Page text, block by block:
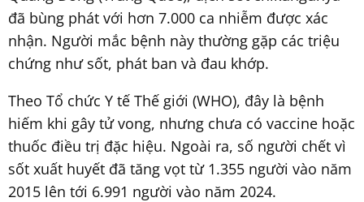
đã bùng phát với hơn 7.000 ca nhiễm được xác
nhận. Người mắc bệnh này thường gặp các triệu
chứng như sốt, phát ban và đau khớp.
Theo Tổ chức Y tế Thế giới (WHO), đây là bệnh
hiếm khi gây tử vong, nhưng chưa có vaccine hoặc
thuốc điều trị đặc hiệu. Ngoài ra, số người chết vì
sốt xuất huyết đã tăng vọt từ 1.355 người vào năm
2015 lên tới 6.991 người vào năm 2024.